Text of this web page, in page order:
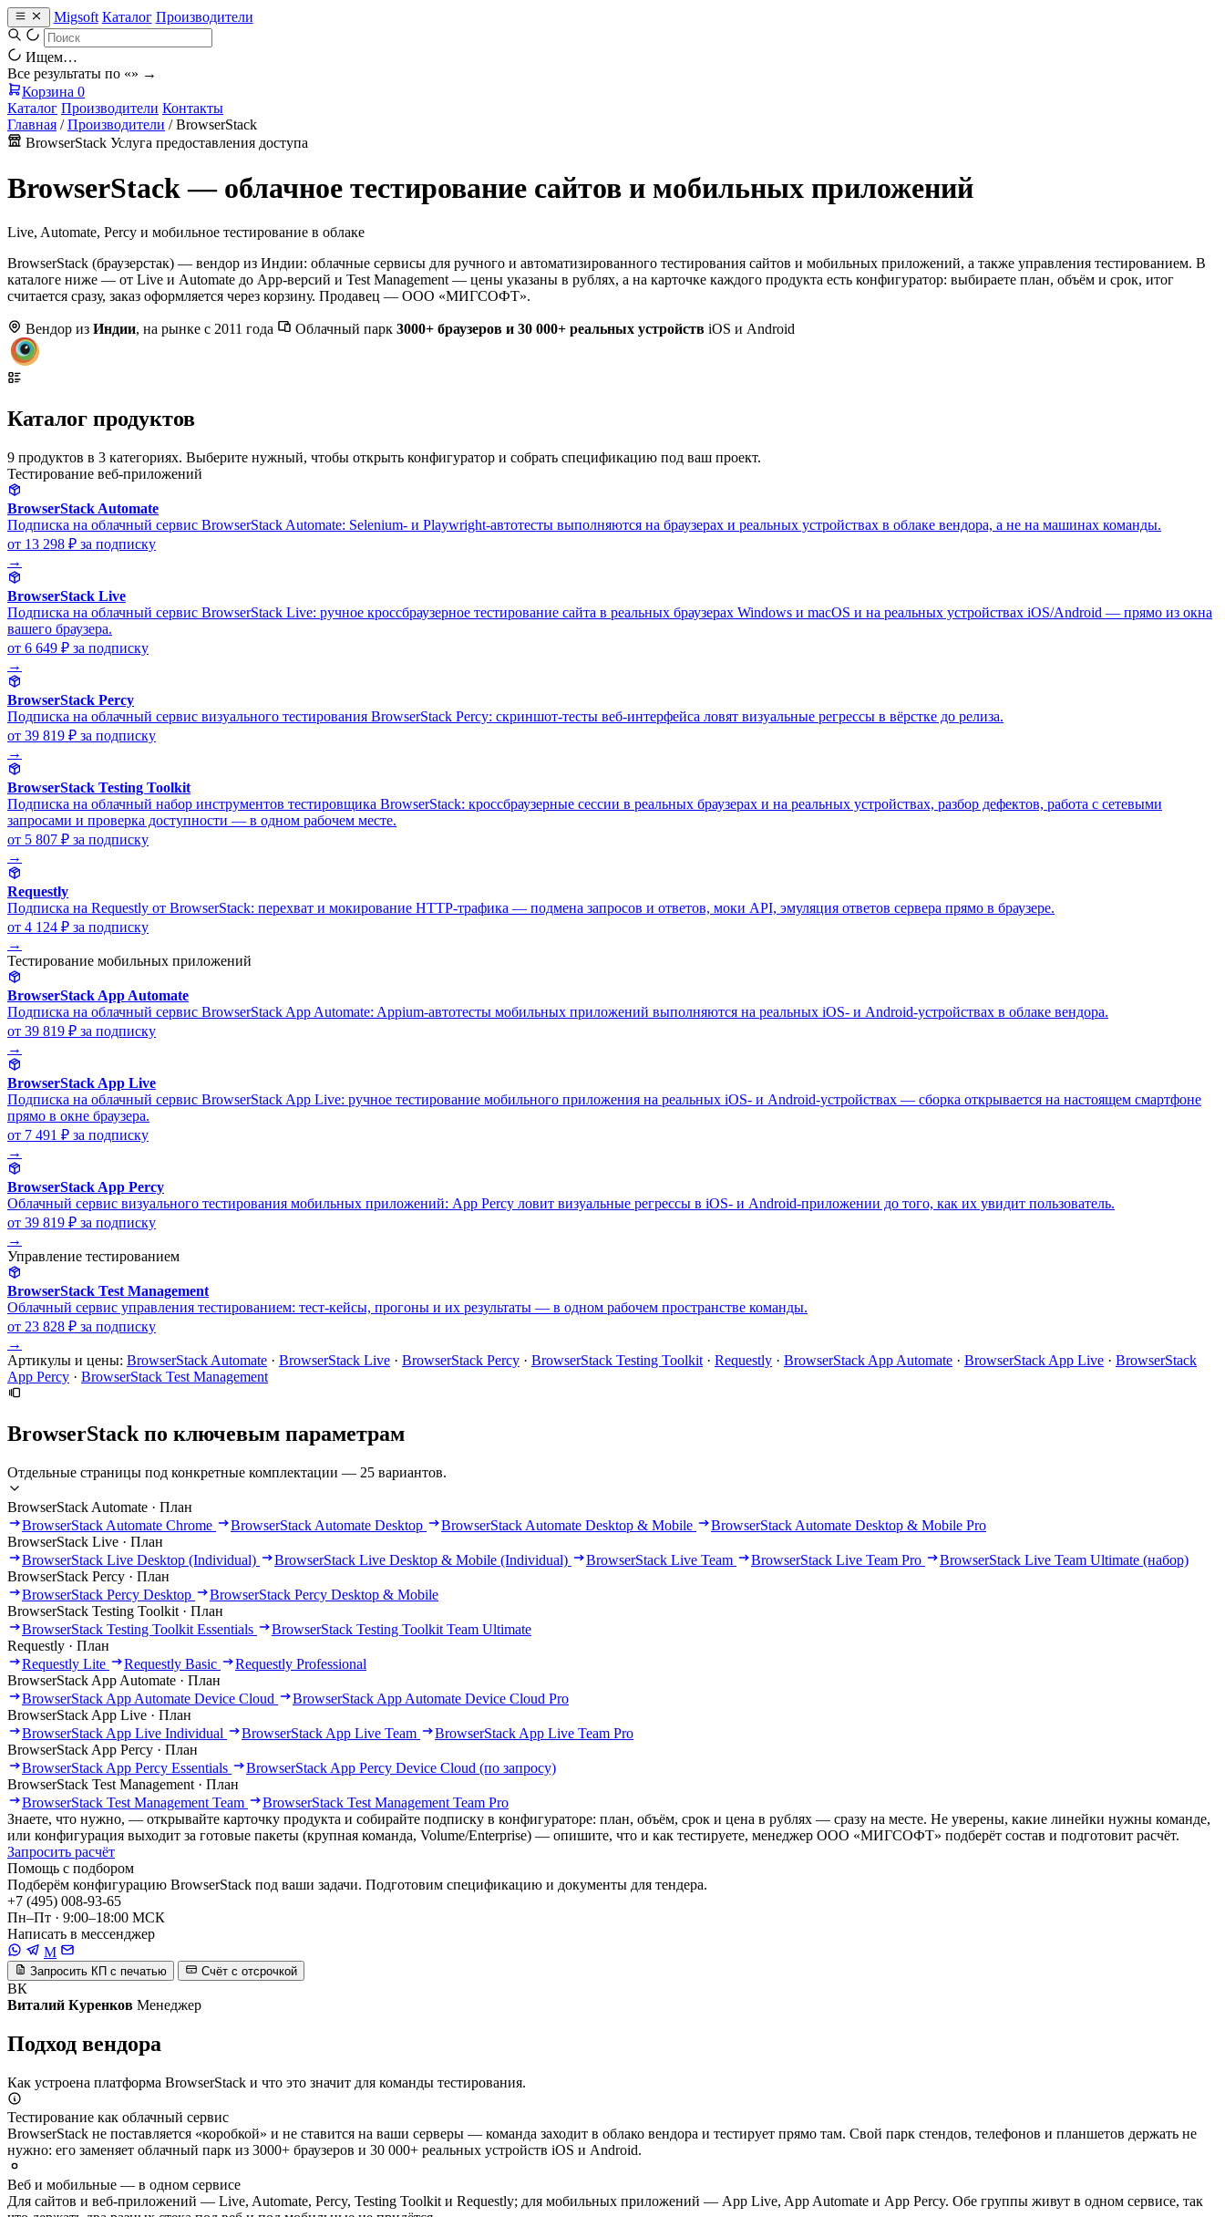
Migsoft Каталог Производители
Ищем…
Все результаты по «» →
Корзина 0
Каталог Производители Контакты
Главная / Производители / BrowserStack
BrowserStack Услуга предоставления доступа
BrowserStack — облачное тестирование сайтов и мобильных приложений
Live, Automate, Percy и мобильное тестирование в облаке
BrowserStack (браузерстак) — вендор из Индии: облачные сервисы для ручного и автоматизированного тестирования сайтов и мобильных приложений, а также управления тестированием. В
каталоге ниже — от Live и Automate до App-версий и Test Management — цены указаны в рублях, а на карточке каждого продукта есть конфигуратор: выбираете план, объём и срок, итог
считается сразу, заказ оформляется через корзину. Продавец — ООО «МИГСОФТ».
Вендор из Индии, на рынке с 2011 года Облачный парк 3000+ браузеров и 30 000+ реальных устройств iOS и Android
Каталог продуктов
9 продуктов в 3 категориях. Выберите нужный, чтобы открыть конфигуратор и собрать спецификацию под ваш проект.
Тестирование веб-приложений
BrowserStack Automate
Подписка на облачный сервис BrowserStack Automate: Selenium- и Playwright-автотесты выполняются на браузерах и реальных устройствах в облаке вендора, а не на машинах команды.
от 13 298 ₽ за подписку
→
BrowserStack Live
Подписка на облачный сервис BrowserStack Live: ручное кроссбраузерное тестирование сайта в реальных браузерах Windows и macOS и на реальных устройствах iOS/Android — прямо из окна
вашего браузера.
от 6 649 ₽ за подписку
→
BrowserStack Percy
Подписка на облачный сервис визуального тестирования BrowserStack Percy: скриншот-тесты веб-интерфейса ловят визуальные регрессы в вёрстке до релиза.
от 39 819 ₽ за подписку
→
BrowserStack Testing Toolkit
Подписка на облачный набор инструментов тестировщика BrowserStack: кроссбраузерные сессии в реальных браузерах и на реальных устройствах, разбор дефектов, работа с сетевыми
запросами и проверка доступности — в одном рабочем месте.
от 5 807 ₽ за подписку
→
Requestly
Подписка на Requestly от BrowserStack: перехват и мокирование HTTP-трафика — подмена запросов и ответов, моки API, эмуляция ответов сервера прямо в браузере.
от 4 124 ₽ за подписку
→
Тестирование мобильных приложений
BrowserStack App Automate
Подписка на облачный сервис BrowserStack App Automate: Appium-автотесты мобильных приложений выполняются на реальных iOS- и Android-устройствах в облаке вендора.
от 39 819 ₽ за подписку
→
BrowserStack App Live
Подписка на облачный сервис BrowserStack App Live: ручное тестирование мобильного приложения на реальных iOS- и Android-устройствах — сборка открывается на настоящем смартфоне
прямо в окне браузера.
от 7 491 ₽ за подписку
→
BrowserStack App Percy
Облачный сервис визуального тестирования мобильных приложений: App Percy ловит визуальные регрессы в iOS- и Android-приложении до того, как их увидит пользователь.
от 39 819 ₽ за подписку
→
Управление тестированием
BrowserStack Test Management
Облачный сервис управления тестированием: тест-кейсы, прогоны и их результаты — в одном рабочем пространстве команды.
от 23 828 ₽ за подписку
→
Артикулы и цены: BrowserStack Automate · BrowserStack Live · BrowserStack Percy · BrowserStack Testing Toolkit · Requestly · BrowserStack App Automate · BrowserStack App Live · BrowserStack
App Percy · BrowserStack Test Management
BrowserStack по ключевым параметрам
Отдельные страницы под конкретные комплектации — 25 вариантов.
BrowserStack Automate · План
BrowserStack Automate Chrome
BrowserStack Automate Desktop BrowserStack Automate Desktop & Mobile
BrowserStack Automate Desktop & Mobile Pro
BrowserStack Live · План
BrowserStack Live Desktop (Individual)
BrowserStack Live Desktop & Mobile (Individual) BrowserStack Live Team BrowserStack Live Team Pro
BrowserStack Live Team Ultimate (набор)
BrowserStack Percy · План
BrowserStack Percy Desktop
BrowserStack Percy Desktop & Mobile
BrowserStack Testing Toolkit · План
BrowserStack Testing Toolkit Essentials
BrowserStack Testing Toolkit Team Ultimate
Requestly · План
Requestly Lite
Requestly Basic
Requestly Professional
BrowserStack App Automate · План
BrowserStack App Automate Device Cloud
BrowserStack App Automate Device Cloud Pro
BrowserStack App Live · План
BrowserStack App Live Individual
BrowserStack App Live Team
BrowserStack App Live Team Pro
BrowserStack App Percy · План
BrowserStack App Percy Essentials
BrowserStack App Percy Device Cloud (по запросу)
BrowserStack Test Management · План
BrowserStack Test Management Team
BrowserStack Test Management Team Pro
Знаете, что нужно, — открывайте карточку продукта и собирайте подписку в конфигураторе: план, объём, срок и цена в рублях — сразу на месте. Не уверены, какие линейки нужны команде,
или конфигурация выходит за готовые пакеты (крупная команда, Volume/Enterprise) — опишите, что и как тестируете, менеджер ООО «МИГСОФТ» подберёт состав и подготовит расчёт.
Запросить расчёт
Помощь с подбором
Подберём конфигурацию BrowserStack под ваши задачи. Подготовим спецификацию и документы для тендера.
+7 (495) 008-93-65
Пн–Пт · 9:00–18:00 МСК
Написать в мессенджер
M
Запросить КП с печатью Счёт с отсрочкой
ВК
Виталий Куренков Менеджер
Подход вендора
Как устроена платформа BrowserStack и что это значит для команды тестирования.
Тестирование как облачный сервис
BrowserStack не поставляется «коробкой» и не ставится на ваши серверы — команда заходит в облако вендора и тестирует прямо там. Свой парк стендов, телефонов и планшетов держать не
нужно: его заменяет облачный парк из 3000+ браузеров и 30 000+ реальных устройств iOS и Android.
Веб и мобильные — в одном сервисе
Для сайтов и веб-приложений — Live, Automate, Percy, Testing Toolkit и Requestly; для мобильных приложений — App Live, App Automate и App Percy. Обе группы живут в одном сервисе, так